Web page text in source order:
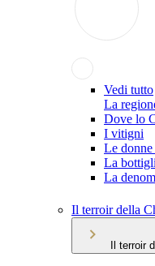
Vedi tutto
La
Dove lo
I vitigni
Le
La
La
Il terroir della
Il terroir